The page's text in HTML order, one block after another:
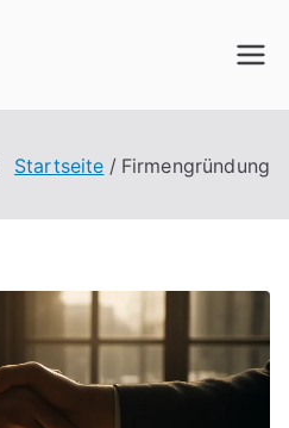
Startseite Firmengründung